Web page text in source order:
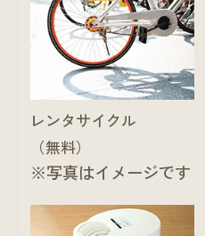
レンタサイクル
（無料）
※写真はイメージです